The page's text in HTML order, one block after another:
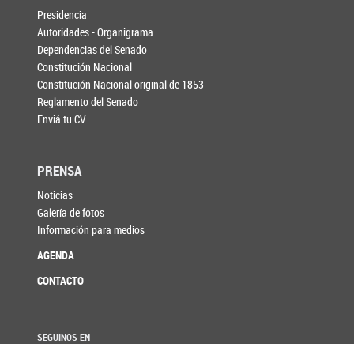
Presidencia
Autoridades - Organigrama
Dependencias del Senado
Constitución Nacional
Constitución Nacional original de 1853
Reglamento del Senado
Enviá tu CV
PRENSA
Noticias
Galería de fotos
Información para medios
AGENDA
CONTACTO
SEGUINOS EN